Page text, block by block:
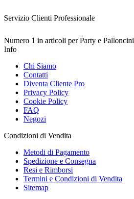
Servizio Clienti Professionale
Numero 1 in articoli per Party e Palloncini
Info
Chi Siamo
Contatti
Diventa Cliente Pro
Privacy Policy
Cookie Policy
FAQ
Negozi
Condizioni di Vendita
Metodi di Pagamento
Spedizione e Consegna
Resi e Rimborsi
Termini e Condizioni di Vendita
Sitemap